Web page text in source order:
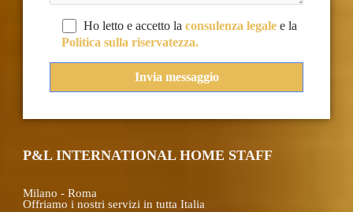
Ho letto e accetto laconsulenza legale e la
Politica sulla riservatezza.
P&L INTERNATIONAL HOME STAFF
Milano - Roma
Offriamo i nostri servizi in tutta Italia